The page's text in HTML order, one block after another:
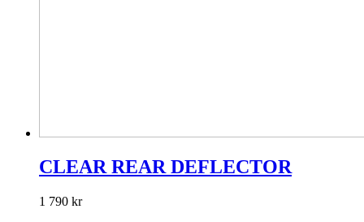
CLEAR REAR DEFLECTOR
1 790 kr